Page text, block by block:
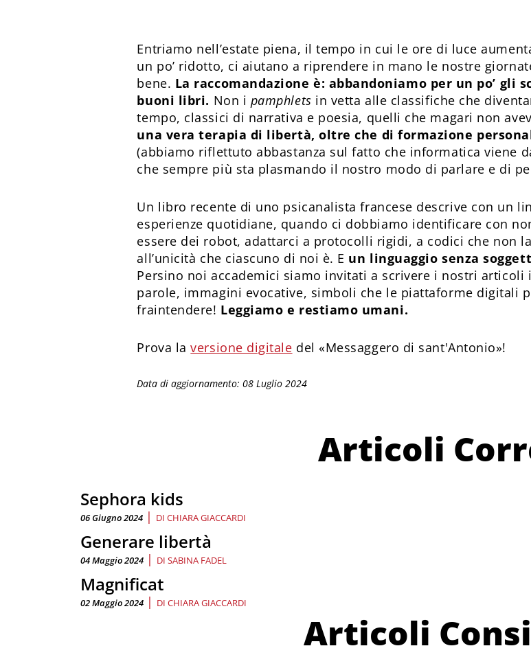
Entriamo nell’estate piena, il tempo in cui le ore di luce
un po’ ridotto, ci aiutano a riprendere in mano le nostre
bene. La raccomandazione è: abbandoniamo per un po’
buoni libri. Non i pamphlets in vetta alle classifiche che
tempo, classici di narrativa e poesia, quelli che magari non
una vera terapia di libertà, oltre che di formazione
(abbiamo riflettuto abbastanza sul fatto che informatica viene
che sempre più sta plasmando il nostro modo di parlare e di
Un libro recente di uno psicanalista francese descrive con un
esperienze quotidiane, quando ci dobbiamo identificare con
essere dei robot, adattarci a protocolli rigidi, a codici che non
all’unicità che ciascuno di noi è. E un linguaggio senza
Persino noi accademici siamo invitati a scrivere i nostri articoli
parole, immagini evocative, simboli che le piattaforme digitali
fraintendere! Leggiamo e restiamo umani.
Prova laversione digitale del «Messaggero di sant'Antonio»!
Data di aggiornamento: 08 Luglio 2024
Articoli
Sephora kids
06 Giugno 2024 | DI CHIARA GIACCARDI
Generare libertà
04 Maggio 2024 | DI SABINA FADEL
Magnificat
02 Maggio 2024 | DI CHIARA GIACCARDI
Articoli